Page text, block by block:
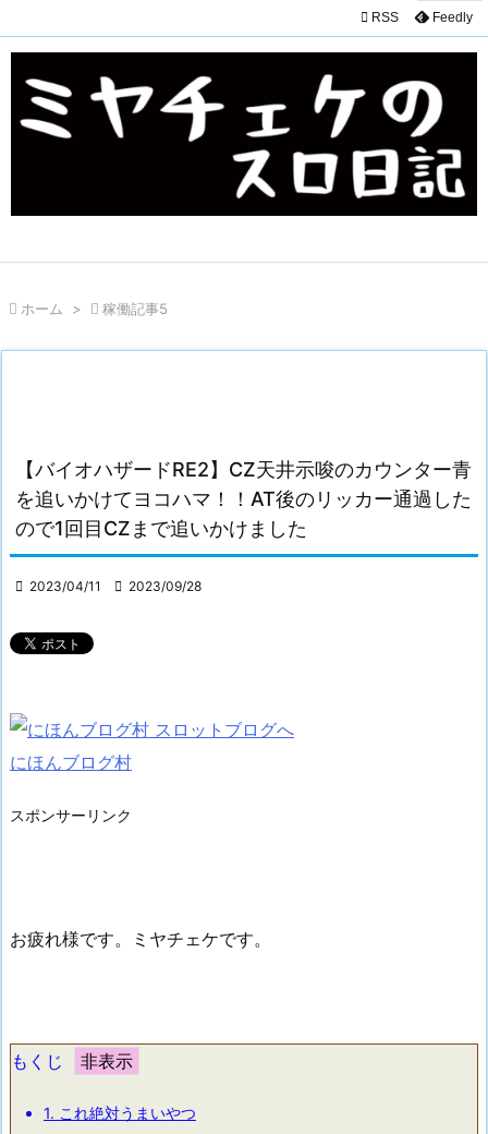
 RSS Feedly
 ホーム >  稼働記事5
【バイオハザードRE2】CZ天井示唆のカウンター青
を追いかけてヨコハマ！！AT後のリッカー通過した
ので1回目CZまで追いかけました
 2023/04/11  2023/09/28
にほんブログ村
スポンサーリンク
お疲れ様です。ミヤチェケです。
もくじ
1. これ絶対うまいやつ